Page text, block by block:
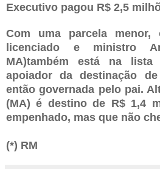
Executivo pagou R$ 2,5
Com uma parcela menor,
licenciado e ministro
MA)também está na
apoiador da destinação
então governada pelo pai.
(MA) é destino de R$ 1,4
empenhado, mas que não
(*) RM